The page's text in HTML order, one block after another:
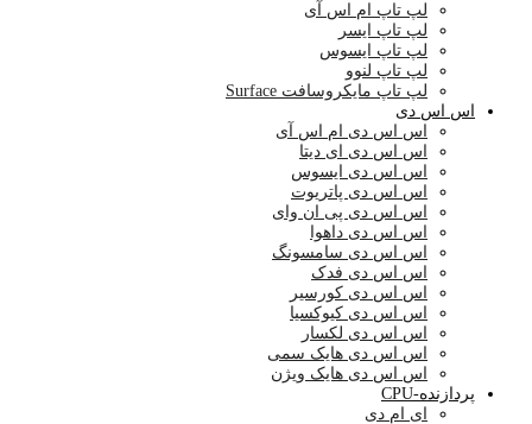
لپ تاپ ام اس آی
لپ تاپ ایسر
لپ تاپ ایسوس
لپ تاپ لنوو
لپ تاپ مایکروسافت Surface
اس اس دی
اس اس دی ام اس آی
اس اس دی ای دیتا
اس اس دی ایسوس
اس اس دی پاتریوت
اس اس دی پی ان وای
اس اس دی داهوا
اس اس دی سامسونگ
اس اس دی فدک
اس اس دی کورسیر
اس اس دی کیوکسیا
اس اس دی لکسار
اس اس دی هایک سمی
اس اس دی هایک ویژن
پردازنده-CPU
ای ام دی